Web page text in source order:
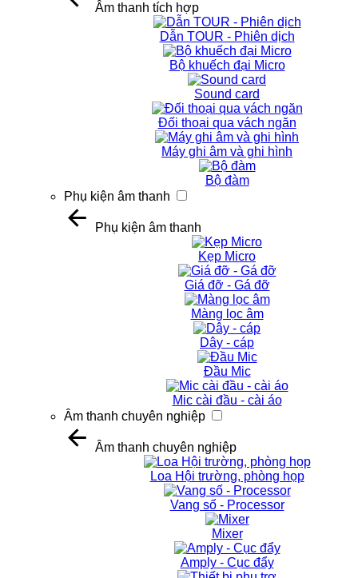
Âm thanh tích hợp
Dẫn TOUR - Phiên dịch
Bộ khuếch đại Micro
Sound card
Đối thoại qua vách ngăn
Máy ghi âm và ghi hình
Bộ đàm
Phụ kiện âm thanh
Phụ kiện âm thanh
Kẹp Micro
Giá đỡ - Gá đỡ
Màng lọc âm
Dây - cáp
Đầu Mic
Mic cài đầu - cài áo
Âm thanh chuyên nghiệp
Âm thanh chuyên nghiệp
Loa Hội trường, phòng họp
Vang số - Processor
Mixer
Amply - Cục đẩy